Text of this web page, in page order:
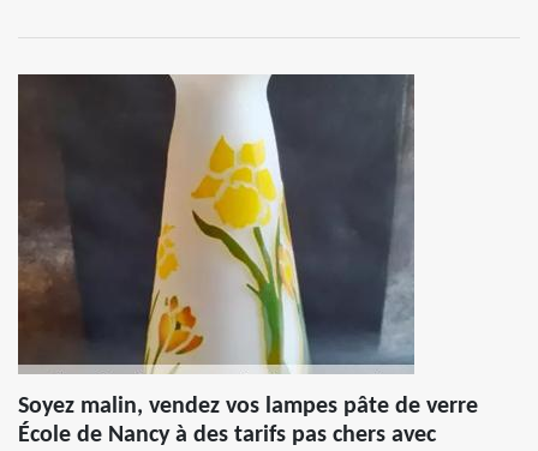
Soyez malin, vendez vos lampes pâte de verre
École de Nancy à des tarifs pas chers avec